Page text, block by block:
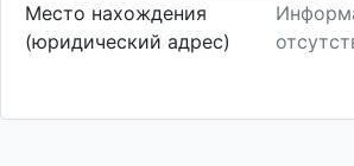
Место нахождения
(юридический адрес)